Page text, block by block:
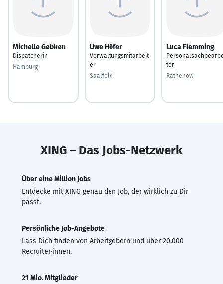
Michelle Gebken
Dispatcherin
Hamburg
Uwe Höfer
Verwaltungsmitarbeit
er
Saalfeld
Luca Flemming
ter
Rathenow
XING – Das Jobs-Netzwerk
Über eine Million Jobs
Entdecke mit XING genau den Job, der wirklich zu Dir
passt.
Persönliche Job-Angebote
Lass Dich finden von Arbeitgebern und über 20.000
Recruiter·innen.
21 Mio. Mitglieder